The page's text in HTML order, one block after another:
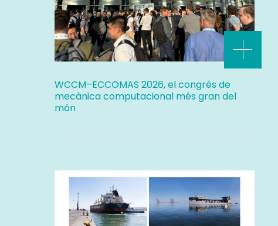
WCCM–ECCOMAS 2026, el congrés de
mecànica computacional més gran del
món